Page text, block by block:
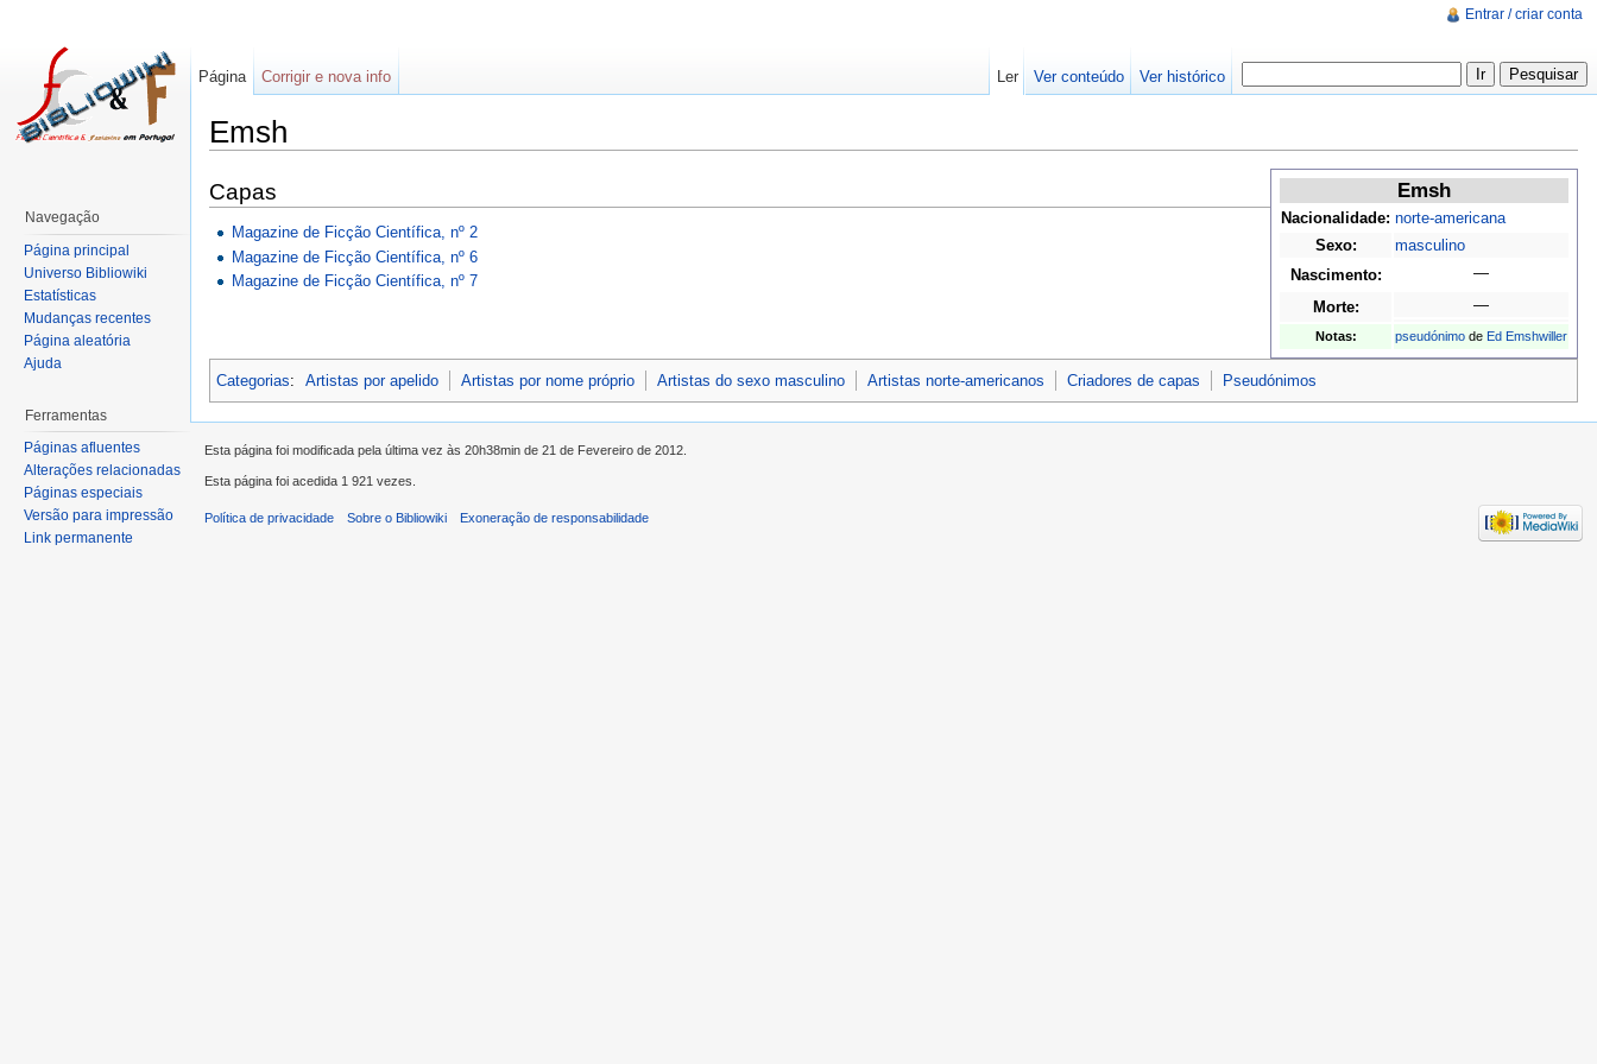
Emsh
Emsh
Nacionalidade: norte-americana
Sexo:
masculino
Nascimento:
—
Morte:
—
Notas: pseudónimo de Ed Emshwiller
Capas
Magazine de Ficção Científica, nº 2
Magazine de Ficção Científica, nº 6
Magazine de Ficção Científica, nº 7
Categorias: Artistas por apelido Artistas por nome próprio Artistas do sexo masculino Artistas norte-americanos Criadores de capas Pseudónimos
Entrar / criar conta
Página Corrigir e nova info Ler Ver conteúdo Ver histórico
Navegação
Página principal
Universo Bibliowiki
Estatísticas
Mudanças recentes
Página aleatória
Ajuda
Ferramentas
Páginas afluentes
Alterações relacionadas
Páginas especiais
Versão para impressão
Link permanente
Esta página foi modificada pela última vez às 20h38min de 21 de Fevereiro de 2012.
Esta página foi acedida 1 921 vezes.
Política de privacidade Sobre o Bibliowiki Exoneração de responsabilidade